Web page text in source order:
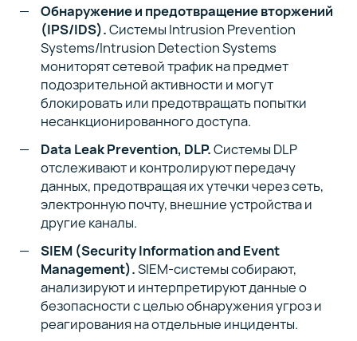
Обнаружение и предотвращение вторжений
(IPS/IDS).Системы Intrusion Prevention
Systems/Intrusion Detection Systems
мониторят сетевой трафик на предмет
подозрительной активности и могут
блокировать или предотвращать попытки
несанкционированного доступа.
Data Leak Prevention, DLP.Системы DLP
отслеживают и контролируют передачу
данных, предотвращая их утечки через сеть,
электронную почту, внешние устройства и
другие каналы.
SIEM (Security Information and Event
Management).SIEM-системы собирают,
анализируют и интерпретируют данные о
безопасности с целью обнаружения угроз и
реагирования на отдельные инциденты.